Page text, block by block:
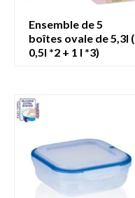
ensemble de 5
boîtes ovale de 5,3l (
0,5l *2 + 1 l *3)